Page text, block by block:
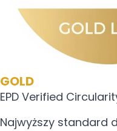
GOLD
EPD Verified
Najwyższy standard